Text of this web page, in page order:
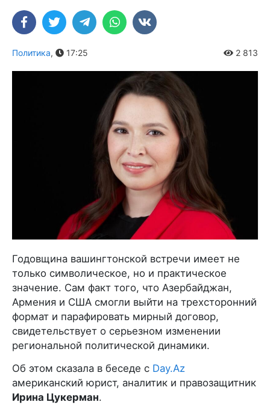
Политика, 17:25 2 813
Годовщина вашингтонской встречи имеет не
только символическое, но и практическое
значение. Сам факт того, что Азербайджан,
Армения и США смогли выйти на трехсторонний
формат и парафировать мирный договор,
свидетельствует о серьезном изменении
региональной политической динамики.
Об этом сказала в беседе с Day.Az
американский юрист, аналитик и правозащитник
Ирина Цукерман.